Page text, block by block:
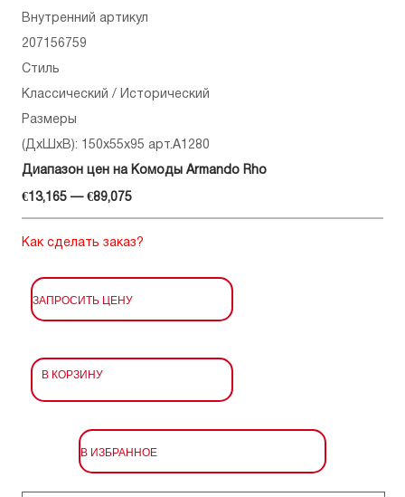
Внутренний артикул
207156759
Стиль
Классический / Исторический
Размеры
(ДхШхВ): 150x55x95 арт.A1280
Диапазон цен на Комоды Armando Rho
€13,165 — €89,075
Как сделать заказ?
ЗАПРОСИТЬ ЦЕНУ
В КОРЗИНУ
В ИЗБРАННОЕ